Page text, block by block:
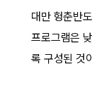
대만 헝춘반
프로그램은
록 구성된 것